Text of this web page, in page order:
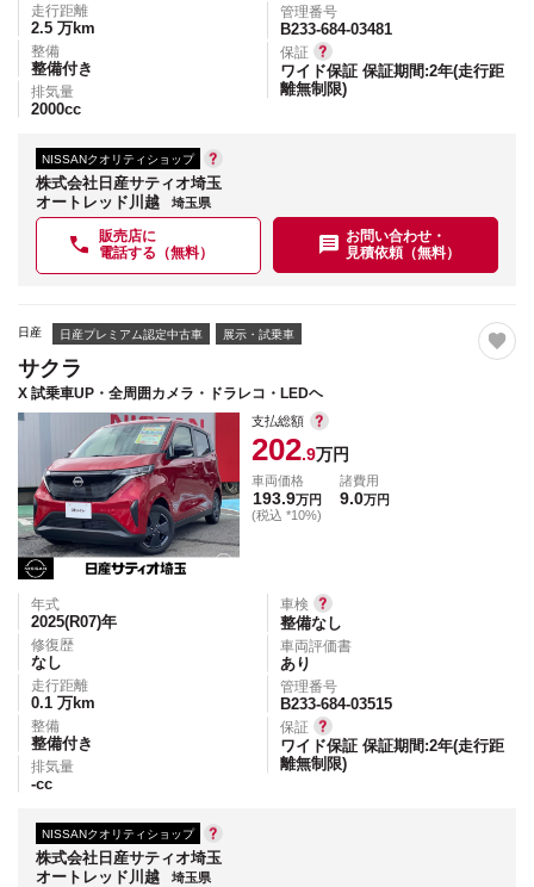
走行距離
2.5 万km
整備
整備付き
排気量
2000cc
管理番号
B233-684-03481
保証
ワイド保証 保証期間:2年(走行距
離無制限)
NISSANクオリティショップ
株式会社日産サティオ埼玉
オートレッド川越
埼玉県
販売店に
電話する（無料）
お問い合わせ・
見積依頼（無料）
日産 日産プレミアム認定中古車 展示・試乗車
サクラ
X 試乗車UP・全周囲カメラ・ドラレコ・LEDヘ
支払総額
202.9万円
車両価格
193.9万円
(税込 *10%)
諸費用
9.0万円
年式
2025(R07)年
修復歴
なし
走行距離
0.1 万km
整備
整備付き
排気量
-cc
車検
整備なし
車両評価書
あり
管理番号
B233-684-03515
保証
ワイド保証 保証期間:2年(走行距
離無制限)
NISSANクオリティショップ
株式会社日産サティオ埼玉
オートレッド川越
埼玉県